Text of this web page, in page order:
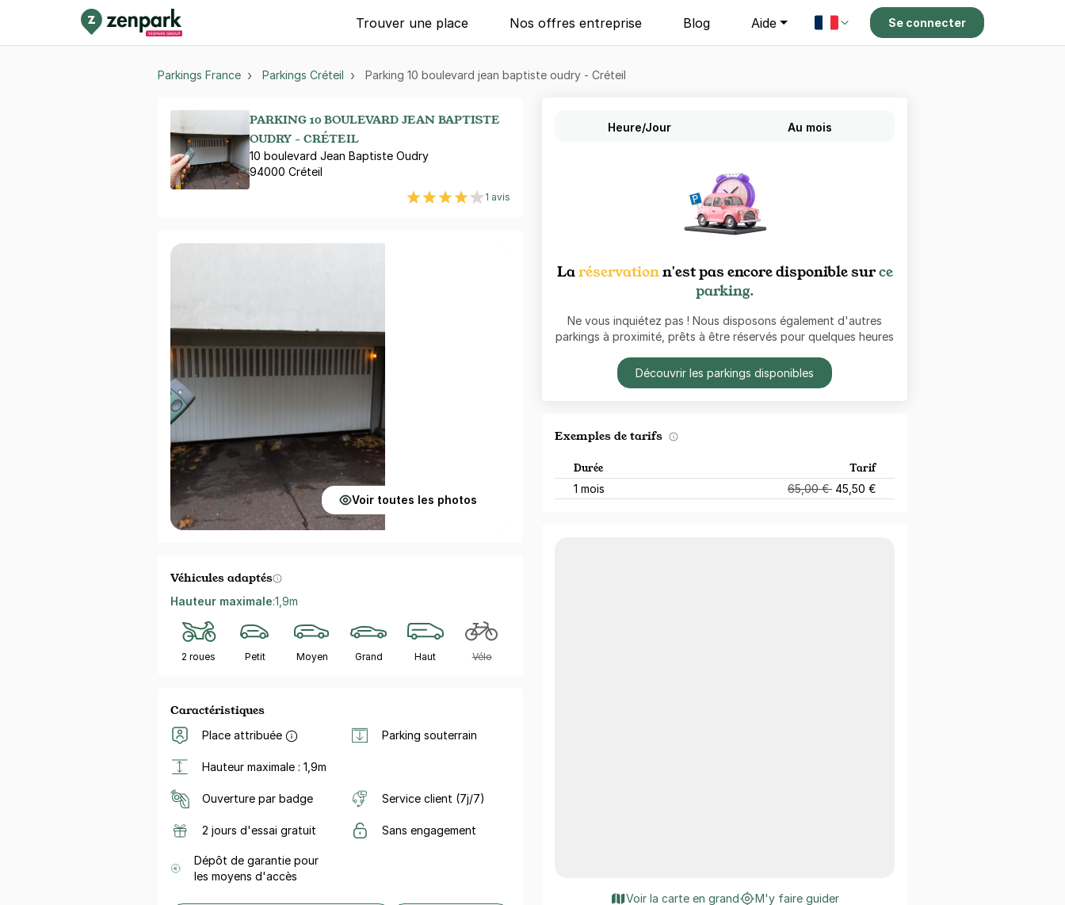
Trouver une place Nos offres entreprise Blog Aide Se connecter
Parkings France Parkings Créteil Parking 10 boulevard jean baptiste oudry - Créteil
PARKING 10 BOULEVARD JEAN BAPTISTE
OUDRY - CRÉTEIL
10 boulevard Jean Baptiste Oudry
94000 Créteil
1 avis
Voir toutes les photos
Véhicules adaptés
Hauteur maximale:1,9m
2 roues Petit Moyen Grand Haut Vélo
Caractéristiques
Place attribuée Parking souterrain
Hauteur maximale : 1,9m
Ouverture par badge Service client (7j/7)
2 jours d'essai gratuit Sans engagement
Dépôt de garantie pour
les moyens d'accès
Au mois
Heure/Jour
Laréservationn'est pas encore disponible surce
parking.
Ne vous inquiétez pas ! Nous disposons également d'autres
parkings à proximité, prêts à être réservés pour quelques heures
Découvrir les parkings disponibles
Exemples de tarifs
Durée
Tarif
1 mois
65,00 € 45,50 €
Voir la carte en grand M'y faire guider